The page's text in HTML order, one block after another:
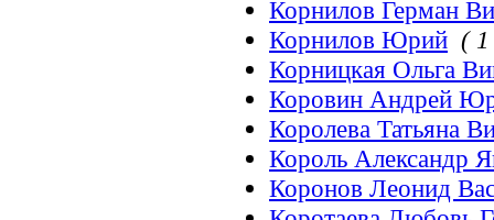
Корнилов Герман
Корнилов Юрий (
Корницкая Ольга
Коровин Андрей
Королева Татьяна
Король Александр
Коронов Леонид